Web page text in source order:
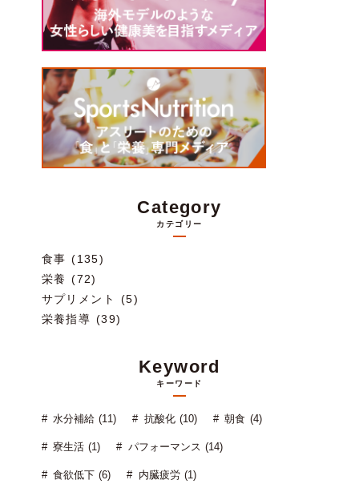
Category
カテゴリー
食事 (135)
栄養 (72)
サプリメント (5)
栄養指導 (39)
Keyword
キーワード
水分補給 (11) 抗酸化 (10) 朝食 (4)
寮生活 (1) パフォーマンス (14)
食欲低下 (6) 内臓疲労 (1)